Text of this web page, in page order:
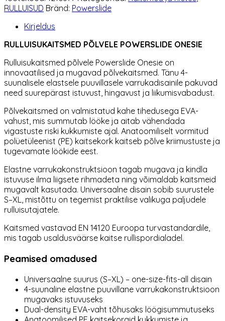
Onesie
kogus
RULLUISUD Bränd: Powerslide
Kirjeldus
RULLUISUKAITSMED PÕLVELE POWERSLIDE ONESIE
Rulluisukaitsmed põlvele Powerslide Onesie on
innovaatilised ja mugavad põlvekaitsmed. Tänu 4-
suunalisele elastsele puuvillasele varrukadisainile pakuvad
need suurepärast istuvust, hingavust ja liikumisvabadust.
Põlvekaitsmed on valmistatud kahe tihedusega EVA-
vahust, mis summutab lööke ja aitab vähendada
vigastuste riski kukkumiste ajal. Anatoomiliselt vormitud
polüetüleenist (PE) kaitsekork kaitseb põlve kriimustuste ja
tugevamate löökide eest.
Elastne varrukakonstruktsioon tagab mugava ja kindla
istuvuse ilma liigsete rihmadeta ning võimaldab kaitsmeid
mugavalt kasutada. Universaalne disain sobib suurustele
S–XL, mistõttu on tegemist praktilise valikuga paljudele
rulluisutajatele.
Kaitsmed vastavad EN 14120 Euroopa turvastandardile,
mis tagab usaldusväärse kaitse rullispordialadel.
Peamised omadused
Universaalne suurus (S–XL) – one-size-fits-all disain
4-suunaline elastne puuvillane varrukakonstruktsioon
mugavaks istuvuseks
Dual-density EVA-vaht tõhusaks löögisummutuseks